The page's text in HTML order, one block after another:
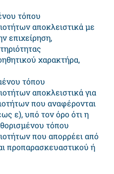
τόπου
αποκλειστικά με
επιχείρηση,
χαρακτήρα,
τόπου
αποκλειστικά για
που αναφέρονται
ε), υπό τον όρο ότι η
τόπου
που απορρέει από
προπαρασκευαστικού ή